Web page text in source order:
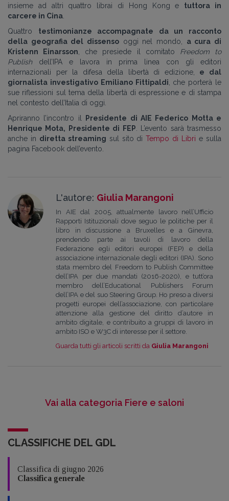
insieme ad altri quattro librai di Hong Kong e tuttora in
carcere in Cina
Quattro testimonianze accompagnate da un racconto
della geografia del dissenso oggi nel mondo, a cura di
Kristenn Einarsson , che presiede il comitato Freedom to
Publishdell’IPA e lavora in prima linea con gli editori
internazionali per la difesa della libertà di edizione, e dal
giornalista investigativo Emiliano Fittipaldi , che porterà le
sue riflessioni sul tema della libertà di espressione e di stampa
nel contesto dell’Italia di oggi.
Apriranno l’incontro il
Presidente di AIE Federico Motta e
Henrique Mota, Presidente di FEP . L’evento sarà trasmesso
anche in diretta streaming sul sito diTempo di Libri e sulla
pagina Facebook dell’evento.
L'autore: Giulia Marangoni
In AIE dal 2005, attualmente lavoro nell’Ufficio
Rapporti Istituzionali dove seguo le politiche per il
libro in discussione a Bruxelles e a Ginevra,
prendendo parte ai tavoli di lavoro della
Federazione egli editori europei (FEP) e della
associazione internazionale degli editori (IPA). Sono
stata membro del Freedom to Publish Committee
dell’IPA per due mandati (2016-2020), e tutt’ora
membro dell’Educational Publishers Forum
dell’IPA e del suo Steering Group. Ho preso a diversi
progetti europei dell’associazione, con particolare
attenzione alla gestione del diritto d’autore in
ambito digitale, e contribuito a gruppi di lavoro in
ambito ISO e W3C di interesse per il settore.
Guarda tutti gli articoli scritti da Giulia Marangoni
Vai alla categoria Fiere e saloni
CLASSIFICHE DEL GDL
Classifica di giugno 2026
Classifica generale